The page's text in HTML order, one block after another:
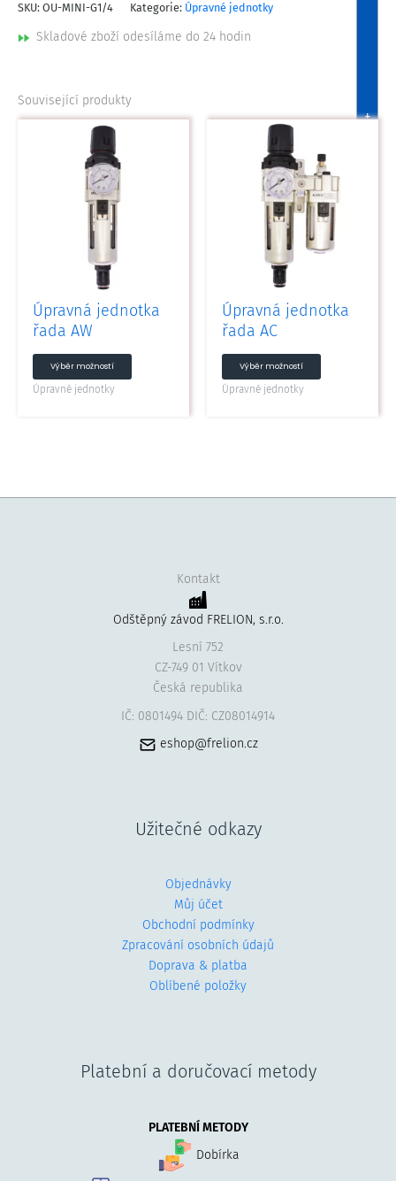
+
SKU: OU-MINI-G1/4 Kategorie: Úpravné jednotky
Skladové zboží odesíláme do 24 hodin
Související produkty
Úpravná jednotka
řada AW
Výběr možností
stránce
Úpravné jednotky
Úpravná jednotka
řada AC
Výběr možností
má
více
variant.
Možnosti
lze
stránce
Úpravné jednotky
Kontakt
Odštěpný závod FRELION, s.r.o.
Lesní 752
CZ-749 01 Vítkov
Česká republika
IČ: 0801494 DIČ: CZ08014914
eshop@frelion.cz
Užitečné odkazy
Objednávky
Můj účet
Obchodní podmínky
Zpracování osobních údajů
Doprava & platba
Oblíbené položky
Platební a doručovací metody
PLATEBNÍ METODY
Dobírka